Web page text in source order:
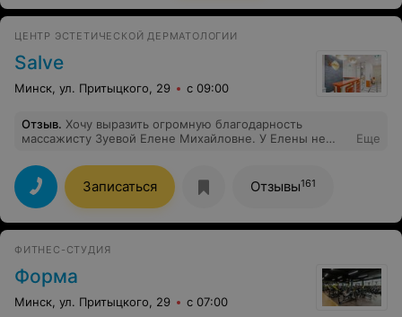
ЦЕНТР ЭСТЕТИЧЕСКОЙ ДЕРМАТОЛОГИИ
Salve
Минск, ул. Притыцкого, 29 с 09:00
Отзыв. Хочу выразить огромную благодарность
массажисту Зуевой Елене Михайловне. У Елены не
огромный профессиональный опыт, благодаря
которым она помогла мне решить проблему с болями
в спине и тазобедренном суставе. Ее знания и
вдумчивый подход к моей проблеме буквально
поставили меня на ноги. Большое человеческое
внимательные сотрудники, очень уютный интерьер,
кругом чистота и порядок. А главное – весьма
демократичные цены на медуслуги. Молодцы, так
держать!
Еще
Записаться Отзывы161
ФИТНЕС-СТУДИЯ
Форма
Минск, ул. Притыцкого, 29 с 07:00